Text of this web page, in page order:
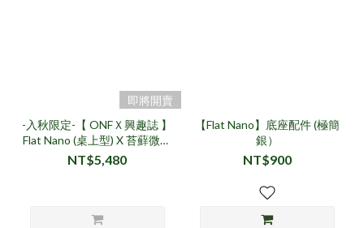
即將開賣
-入秋限定-【 ONFＸ興趣誌 】
Flat Nano (桌上型) X 苔蘚微景
觀懶人包
NT$5,480
【Flat Nano】底座配件 (極簡
銀）
NT$900